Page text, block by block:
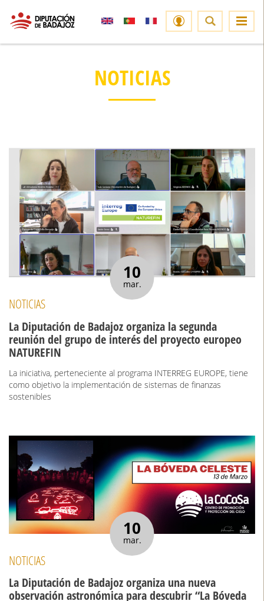
NOTICIAS
10
mar.
NOTICIAS
La Diputación de Badajoz organiza la segunda
reunión del grupo de interés del proyecto europeo
NATUREFIN
La iniciativa, perteneciente al programa INTERREG EUROPE, tiene
como objetivo la implementación de sistemas de finanzas
sostenibles
10
mar.
NOTICIAS
La Diputación de Badajoz organiza una nueva
observación astronómica para descubrir “La Bóveda